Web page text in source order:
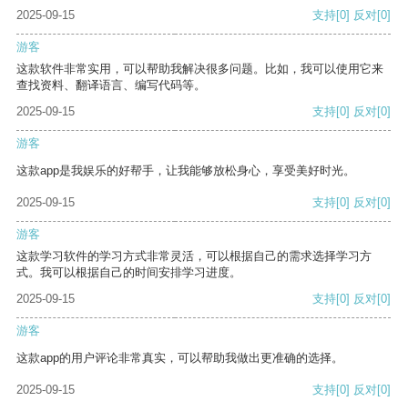
2025-09-15 支持[0] 反对[0]
游客
这款软件非常实用，可以帮助我解决很多问题。比如，我可以使用它来
查找资料、翻译语言、编写代码等。
2025-09-15
支持[0] 反对[0]
游客
这款app是我娱乐的好帮手，让我能够放松身心，享受美好时光。
2025-09-15 支持[0] 反对[0]
游客
这款学习软件的学习方式非常灵活，可以根据自己的需求选择学习方
式。我可以根据自己的时间安排学习进度。
2025-09-15
支持[0] 反对[0]
游客
这款app的用户评论非常真实，可以帮助我做出更准确的选择。
2025-09-15 支持[0] 反对[0]